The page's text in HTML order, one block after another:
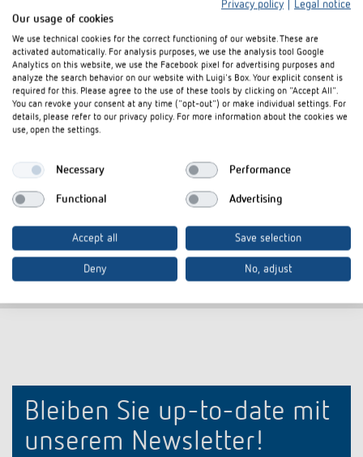
AP-Rahmen 110A BK
Artikel-Nr. 9070600
Rahmen für Aufputz-Montage des
Passend für thePrema, theRonda,
theMova P, thePassa
Farbe: Schwarz
AP-Rahmen
Artikel-Nr. 9070913
Bleiben Sie up-to-date mit
unserem Newsletter!
Privacy policy
Legal notice
Our usage of cookies
We use technical cookies for the correct functioning of our website. These are
activated automatically. For analysis purposes, we use the analysis tool Google
Analytics on this website, we use the Facebook pixel for advertising purposes and
analyze the search behavior on our website with Luigi's Box. Your explicit consent is
required for this. Please agree to the use of these tools by clicking on "Accept All".
You can revoke your consent at any time ("opt-out") or make individual settings. For
details, please refer to our privacy policy. For more information about the cookies we
use, open the settings.
Necessary Performance
Functional Advertising
Accept all Save selection
Deny No, adjust